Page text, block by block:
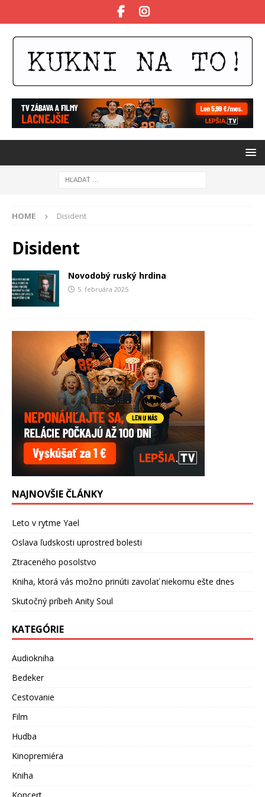
HOME Disident
Disident
Novodobý ruský hrdina
5. februára 2025
NAJNOVŠIE ČLÁNKY
Leto v rytme Yael
Oslava ľudskosti uprostred bolesti
Ztraceného posolstvo
Kniha, ktorá vás možno prinúti zavolať niekomu ešte dnes
Skutočný príbeh Anity Soul
KATEGÓRIE
Audiokniha
Bedeker
Cestovanie
Film
Hudba
Kinopremiéra
Kniha
Koncert